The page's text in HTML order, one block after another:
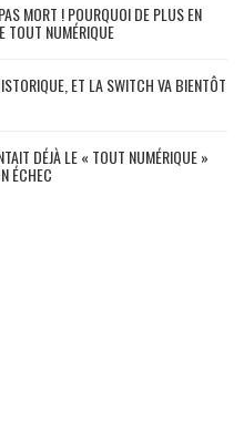
MORT ! POURQUOI DE PLUS EN
TOUT NUMÉRIQUE
ET LA SWITCH VA BIENTÔT
DÉJÀ LE « TOUT NUMÉRIQUE »
ÉCHEC